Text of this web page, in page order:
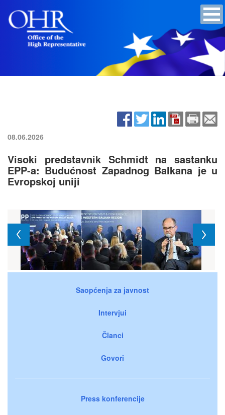
08.06.2026
Visoki predstavnik Schmidt na sastanku
EPP-a: Budućnost Zapadnog Balkana je u
Evropskoj uniji
Saopćenja za javnost
Intervjui
Članci
Govori
Press konferencije